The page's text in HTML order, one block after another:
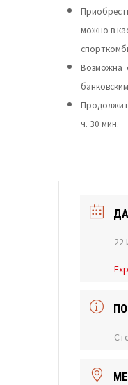
можно в
Возможна
ч. 30 мин.
22